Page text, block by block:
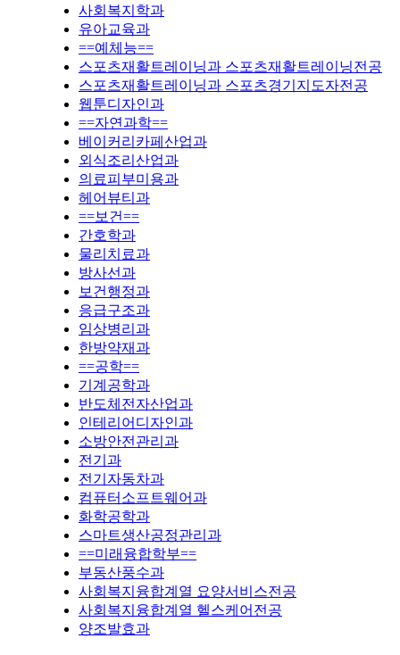
사회복지학과
유아교육과
==예체능==
스포츠재활트레이닝과 스포츠재활트레이닝전공
스포츠재활트레이닝과 스포츠경기지도자전공
웹툰디자인과
==자연과학==
베이커리카페산업과
외식조리산업과
의료피부미용과
헤어뷰티과
==보건==
간호학과
물리치료과
방사선과
보건행정과
응급구조과
임상병리과
한방약재과
==공학==
기계공학과
반도체전자산업과
인테리어디자인과
소방안전관리과
전기과
전기자동차과
컴퓨터소프트웨어과
화학공학과
스마트생산공정관리과
==미래융합학부==
부동산풍수과
사회복지융합계열 요양서비스전공
사회복지융합계열 헬스케어전공
양조발효과